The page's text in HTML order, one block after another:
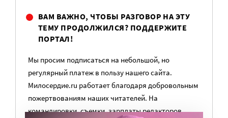
ВАМ ВАЖНО, ЧТОБЫ РАЗГОВОР НА ЭТУ
ТЕМУ ПРОДОЛЖИЛСЯ? ПОДДЕРЖИТЕ
ПОРТАЛ!
Мы просим подписаться на небольшой, но
регулярный платеж в пользу нашего сайта.
Милосердие.ru работает благодаря добровольным
пожертвованиям наших читателей. На
командировки, съемки, зарплаты редакторов,